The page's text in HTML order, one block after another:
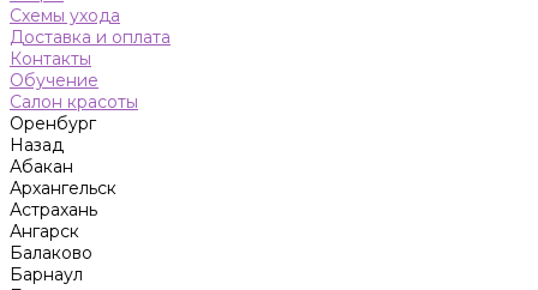
Схемы ухода
Доставка и оплата
Контакты
Обучение
Салон красоты
Оренбург
Назад
Абакан
Архангельск
Астрахань
Ангарск
Балаково
Барнаул